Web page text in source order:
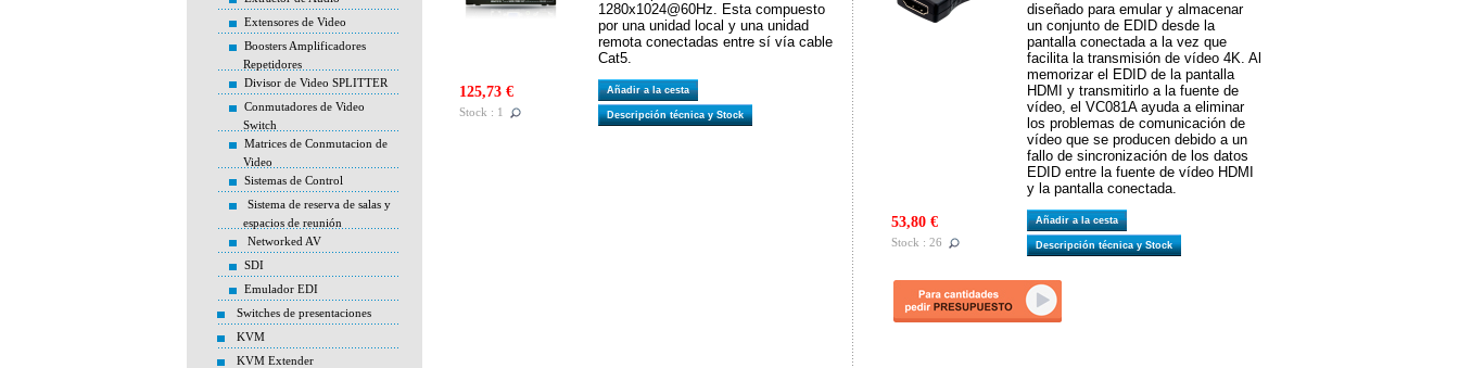
Extensores de Video
Boosters Amplificadores
Repetidores
Divisor de Video SPLITTER
Conmutadores de Video
Switch
Matrices de Conmutacion de
Video
Sistemas de Control
Sistema de reserva de salas y
espacios de reunión
Networked AV
SDI
Emulador EDI
Switches de presentaciones
KVM
KVM Extender
1280x1024@60Hz. Esta compuesto
por una unidad local y una unidad
remota conectadas entre sí vía cable
Cat5.
125,73 €
Stock : 1
Añadir a la cesta
Descripción técnica y Stock
diseñado para emular y almacenar
un conjunto de EDID desde la
pantalla conectada a la vez que
facilita la transmisión de vídeo 4K. Al
memorizar el EDID de la pantalla
HDMI y transmitirlo a la fuente de
vídeo, el VC081A ayuda a eliminar
los problemas de comunicación de
vídeo que se producen debido a un
fallo de sincronización de los datos
EDID entre la fuente de vídeo HDMI
y la pantalla conectada.
53,80 €
Stock : 26
Añadir a la cesta
Descripción técnica y Stock